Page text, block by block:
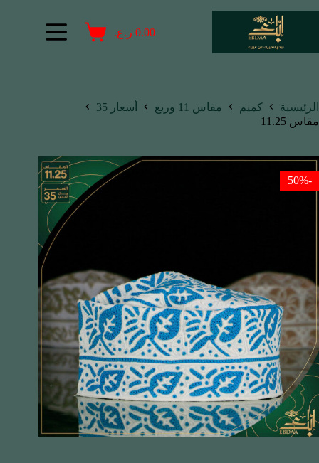
0.00 ر.ع.
الرئيسية كميم مقاس 11 وربع
أسعار 35
مقاس 11.25
-50%